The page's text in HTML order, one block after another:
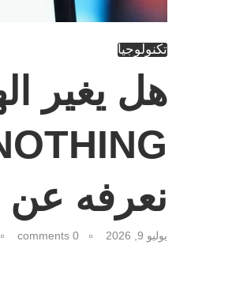
تكنولوجيا
هل يغير
نعرفه عن
يوليو 9, 2026 0 comments